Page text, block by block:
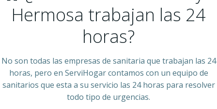
Hermosa trabajan las 24
horas?
No son todas las empresas de sanitaria que trabajan las 24
horas, pero en ServiHogar contamos con un equipo de
sanitarios que esta a su servicio las 24 horas para resolver
todo tipo de urgencias.